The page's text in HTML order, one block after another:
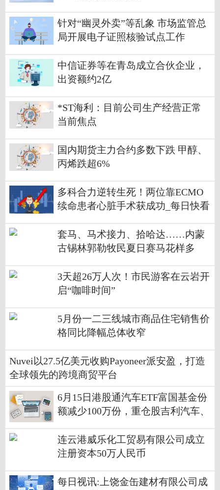
针对“幽灵外卖”等乱象 市场监管总
局开展电子证照核验试点工作
中信证券等在青岛成立合伙企业，
出资额约2亿
*ST海利：目前公司生产经营正常
当前焦点
国内期货主力合约多数下跌 甲醇、
丙烯跌超6%
多科合力逆转生死！两位靠ECMO
续命患者心脏手术获成功_每日快看
套马、马术接力、拾哈达……内蒙
古锡林郭勒牧民夏日赛马花样多
3天超26万人次！市民游客在云岩开
启“咖啡时间”
5月份一二三线城市商品住宅销售价
格同比降幅总体收窄
Nuvei以27.5亿美元收购Payoneer派安盈，打造
全球领先的跨境商贸平台
6月15日港股通汽车ETF富国基金份
额减少100万份，重仓股吉利汽车、
连云港威乐化工贸易有限公司成立
注册资本50万人民币
每日视讯:上饶金缶建材有限公司成